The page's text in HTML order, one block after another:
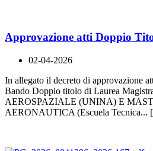
Approvazione atti Doppio
02-04-2026
In allegato il decreto di approvazione
Bando Doppio titolo di Laurea
AEROSPAZIALE (UNINA) E
AERONAUTICA (Escuela Tecnica... [